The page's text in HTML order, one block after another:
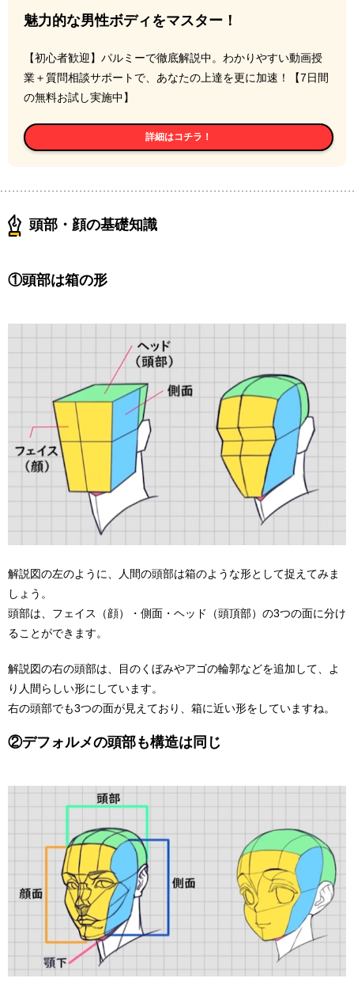
魅力的な男性ボディをマスター！
【初心者歓迎】パルミーで徹底解説中。わかりやすい動画授
業＋質問相談サポートで、あなたの上達を更に加速！【7日間
の無料お試し実施中】
詳細はコチラ！
頭部・顔の基礎知識
①頭部は箱の形
解説図の左のように、人間の頭部は箱のような形として捉えてみま
しょう。
頭部は、フェイス（顔）・側面・ヘッド（頭頂部）の3つの面に分け
ることができます。
解説図の右の頭部は、目のくぼみやアゴの輪郭などを追加して、よ
り人間らしい形にしています。
右の頭部でも3つの面が見えており、箱に近い形をしていますね。
②デフォルメの頭部も構造は同じ